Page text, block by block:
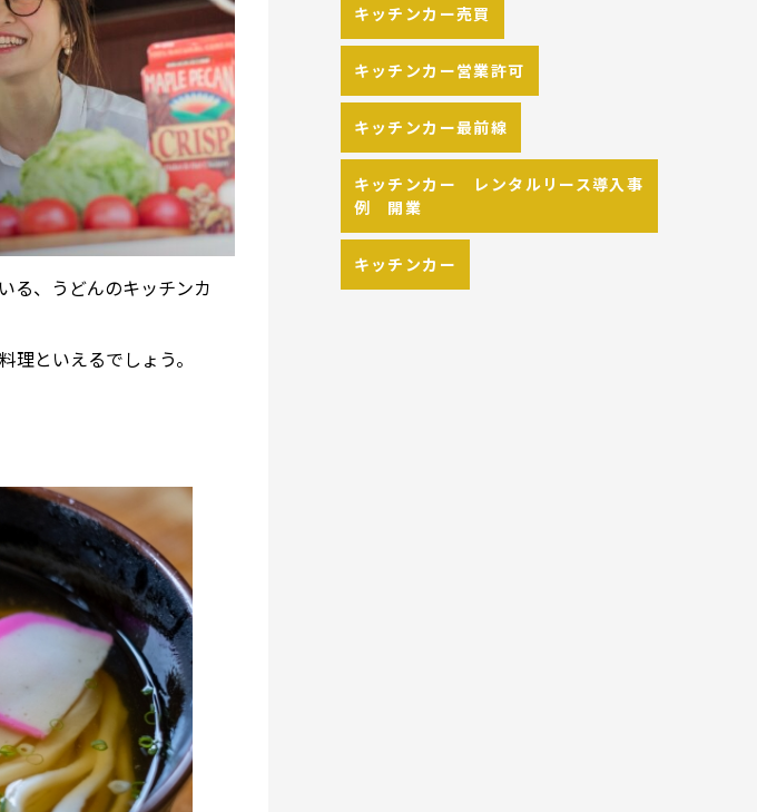
る、うどんのキッチンカ
といえるでしょう。
キッチンカー売買
キッチンカー営業許可
キッチンカー最前線
キッチンカー レンタルリース導入事
例 開業
キッチンカー